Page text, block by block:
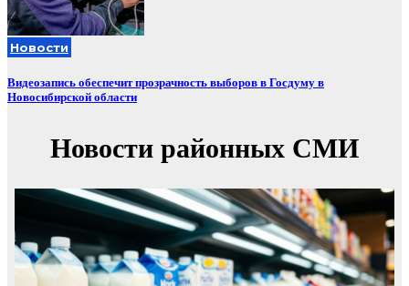
Новости
Видеозапись обеспечит прозрачность выборов в Госдуму в
Новосибирской области